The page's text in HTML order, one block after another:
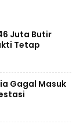
Juta Butir
Tetap
Gagal Masuk